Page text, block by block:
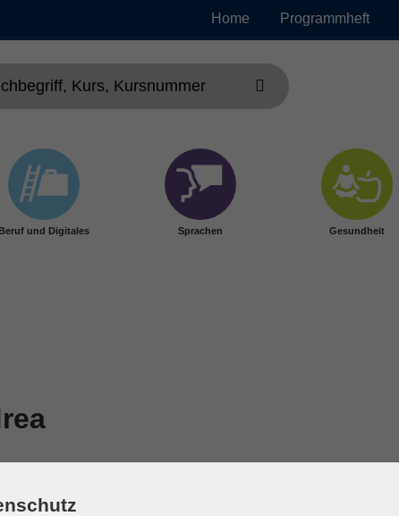
Home Programmheft
Beruf und Digitales Sprachen Gesundheit